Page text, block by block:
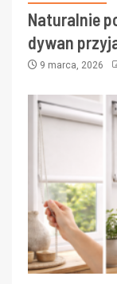
Naturalnie
dywan
9 marca, 2026